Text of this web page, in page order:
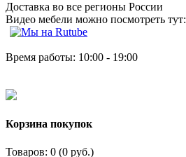
Доставка во все регионы России
Видео мебели можно посмотреть тут:
Время работы: 10:00 - 19:00
Корзина покупок
Товаров: 0 (0 руб.)